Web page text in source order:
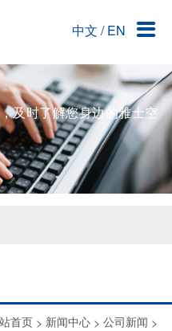
中文 / EN
及时了解您身边的雅士空
首页 > 新闻中心 >公司新闻 >